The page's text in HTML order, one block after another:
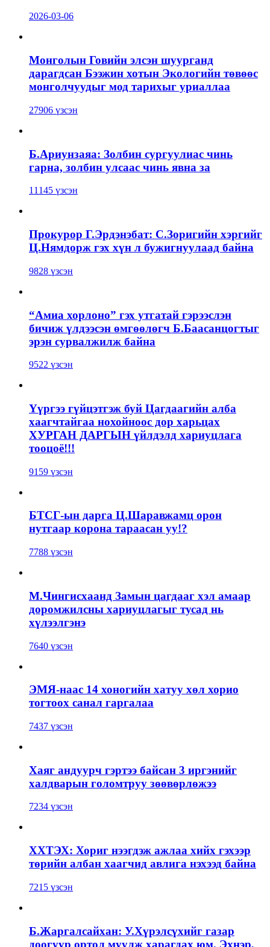
2026-03-06
Монголын Говийн элсэн шуурганд
дарагдсан Бээжин хотын Экологийн төвөөс
монголчуудыг мод тарихыг уриаллаа
27906 үзсэн
Б.Ариунзаяа: Золбин сургуулиас чинь
гарна, золбин улсаас чинь явна за
11145 үзсэн
Прокурор Г.Эрдэнэбат: С.Зоригийн хэргийг
Ц.Нямдорж гэх хүн л бужигнуулаад байна
9828 үзсэн
“Амиа хорлоно” гэх утгатай гэрээслэн
бичиж үлдээсэн өмгөөлөгч Б.Баасанцогтыг
эрэн сурвалжилж байна
9522 үзсэн
Үүргээ гүйцэтгэж буй Цагдаагийн алба
хаагчтайгаа нохойноос дор харьцах
ХУРГАН ДАРГЫН үйлдэлд хариуцлага
тооцоё!!!
9159 үзсэн
БТСГ-ын дарга Ц.Шаравжамц орон
нутгаар корона тараасан уу!?
7788 үзсэн
М.Чингисхаанд Замын цагдааг хэл амаар
доромжилсны хариуцлагыг тусад нь
хүлээлгэнэ
7640 үзсэн
ЭМЯ-наас 14 хоногийн хатуу хөл хорио
тогтоох санал гаргалаа
7437 үзсэн
Хаяг андуурч гэртээ байсан 3 иргэнийг
халдварын голомтруу зөөвөрлөжээ
7234 үзсэн
ХХТЭХ: Хориг нээгдэж ажлаа хийх гэхээр
төрийн албан хаагчид авлига нэхээд байна
7215 үзсэн
Б.Жаргалсайхан: У.Хүрэлсүхийг газар
доогуур ортол муулж харагдах юм. Эхнэр,